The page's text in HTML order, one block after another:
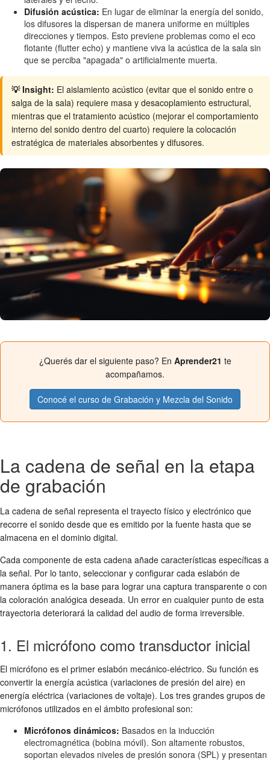
Difusión acústica: En lugar de eliminar la energía del sonido,
los difusores la dispersan de manera uniforme en múltiples
direcciones y tiempos. Esto previene problemas como el eco
flotante (flutter echo) y mantiene viva la acústica de la sala sin
que se perciba "apagada" o artificialmente muerta.
💡 Insight: El aislamiento acústico (evitar que el sonido entre o
salga de la sala) requiere masa y desacoplamiento estructural,
mientras que el tratamiento acústico (mejorar el comportamiento
interno del sonido dentro del cuarto) requiere la colocación
estratégica de materiales absorbentes y difusores.
¿Querés dar el siguiente paso? En Aprender21 te
acompañamos.
Conocé el curso de Grabación y Mezcla del Sonido
La cadena de señal en la etapa
de grabación
La cadena de señal representa el trayecto físico y electrónico que
recorre el sonido desde que es emitido por la fuente hasta que se
almacena en el dominio digital.
Cada componente de esta cadena añade características específicas a
la señal. Por lo tanto, seleccionar y configurar cada eslabón de
manera óptima es la base para lograr una captura transparente o con
la coloración analógica deseada. Un error en cualquier punto de esta
trayectoria deteriorará la calidad del audio de forma irreversible.
1. El micrófono como transductor inicial
El micrófono es el primer eslabón mecánico-eléctrico. Su función es
convertir la energía acústica (variaciones de presión del aire) en
energía eléctrica (variaciones de voltaje). Los tres grandes grupos de
micrófonos utilizados en el ámbito profesional son:
Micrófonos dinámicos: Basados en la inducción
electromagnética (bobina móvil). Son altamente robustos,
soportan elevados niveles de presión sonora (SPL) y presentan